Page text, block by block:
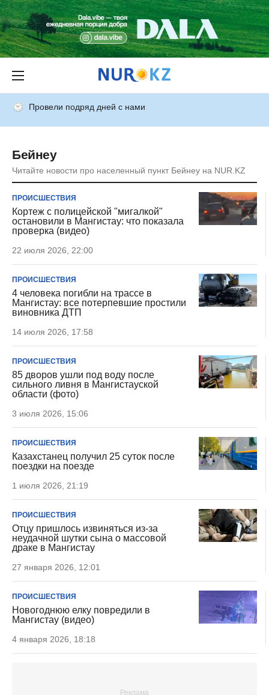
Провели подряд дней с нами
Бейнеу
Читайте новости про населенный пункт Бейнеу на NUR.KZ
ПРОИСШЕСТВИЯ
Кортеж с полицейской "мигалкой"
остановили в Мангистау: что показала
проверка (видео)
22 июля 2026, 22:00
ПРОИСШЕСТВИЯ
4 человека погибли на трассе в
Мангистау: все потерпевшие простили
виновника ДТП
14 июля 2026, 17:58
ПРОИСШЕСТВИЯ
85 дворов ушли под воду после
сильного ливня в Мангистауской
области (фото)
3 июля 2026, 15:06
ПРОИСШЕСТВИЯ
Казахстанец получил 25 суток после
поездки на поезде
1 июля 2026, 21:19
ПРОИСШЕСТВИЯ
Отцу пришлось извиняться из-за
неудачной шутки сына о массовой
драке в Мангистау
27 января 2026, 12:01
ПРОИСШЕСТВИЯ
Новогоднюю елку повредили в
Мангистау (видео)
4 января 2026, 18:18